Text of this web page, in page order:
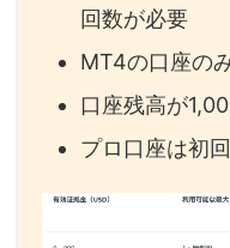
回数が必要
MT4の口座の
口座残高が
プロ口座は初